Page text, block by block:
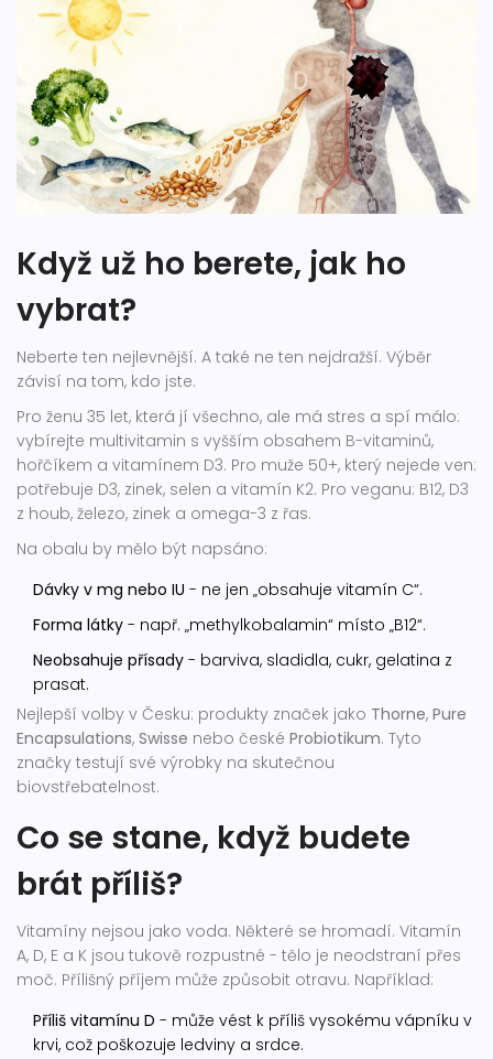
Když už ho berete, jak ho
vybrat?
Neberte ten nejlevnější. A také ne ten nejdražší. Výběr
závisí na tom, kdo jste.
Pro ženu 35 let, která jí všechno, ale má stres a spí málo:
vybírejte multivitamin s vyšším obsahem B-vitaminů,
hořčíkem a vitamínem D3. Pro muže 50+, který nejede ven:
potřebuje D3, zinek, selen a vitamín K2. Pro veganu: B12, D3
z houb, železo, zinek a omega-3 z řas.
Na obalu by mělo být napsáno:
Dávky v mg nebo IU - ne jen „obsahuje vitamín C“.
Forma látky - např. „methylkobalamin“ místo „B12“.
Neobsahuje přísady - barviva, sladidla, cukr, gelatina z
prasat.
Nejlepší volby v Česku: produkty značek jako Thorne, Pure
Encapsulations, Swisse nebo české Probiotikum. Tyto
značky testují své výrobky na skutečnou
biovstřebatelnost.
Co se stane, když budete
brát příliš?
Vitamíny nejsou jako voda. Některé se hromadí. Vitamín
A, D, E a K jsou tukově rozpustné - tělo je neodstraní přes
moč. Přílišný příjem může způsobit otravu. Například:
Příliš vitamínu D - může vést k příliš vysokému vápníku v
krvi, což poškozuje ledviny a srdce.